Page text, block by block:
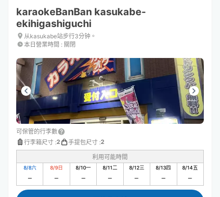
karaokeBanBan kasukabe-
ekihigashiguchi
从kasukabe站步行3分钟。
本日營業時間 : 關閉
可保管的行李數
行李箱尺寸 :2 手提包尺寸 :2
利用可能時間
8/8六 8/9日 8/10一 8/11二 8/12三 8/13四 8/14五